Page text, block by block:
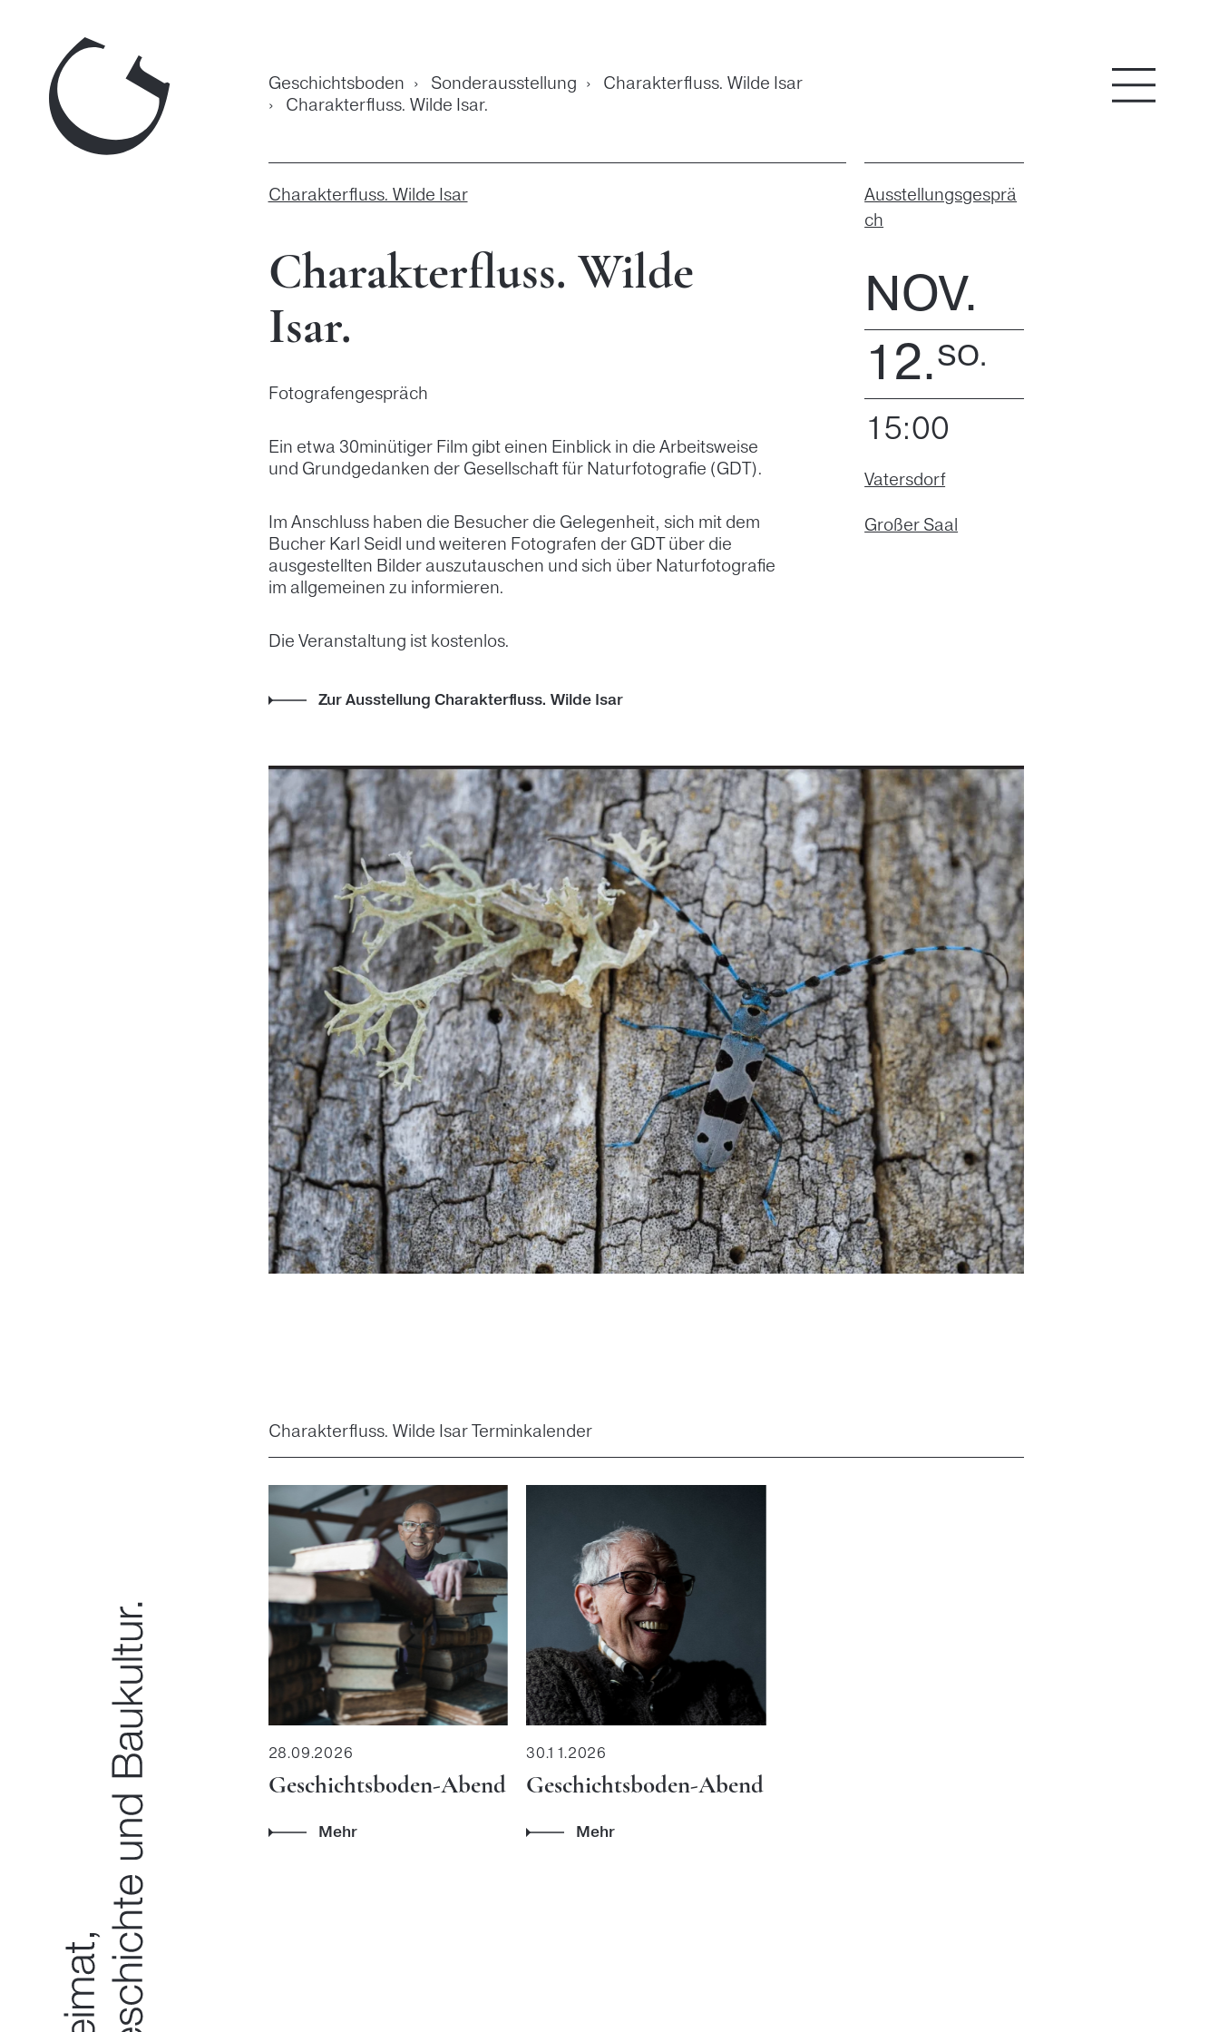
springen
Menü
Geschichtsboden › Sonderausstellung › Charakterfluss. Wilde Isar
› Charakterfluss. Wilde Isar.
Charakterfluss. Wilde Isar
Charakterfluss. Wilde
Isar.
Fotografengespräch
Ein etwa 30minütiger Film gibt einen Einblick in die Arbeitsweise
und Grundgedanken der Gesellschaft für Naturfotografie (GDT).
Im Anschluss haben die Besucher die Gelegenheit, sich mit dem
Bucher Karl Seidl und weiteren Fotografen der GDT über die
ausgestellten Bilder auszutauschen und sich über Naturfotografie
im allgemeinen zu informieren.
Die Veranstaltung ist kostenlos.
Ausstellungsgesprä
ch
NOV.
12.SO.
15:00
Vatersdorf
Großer Saal
Zur Ausstellung Charakterfluss. Wilde Isar
Charakterfluss. Wilde Isar Terminkalender
28.09.2026
Geschichtsboden-Abend
Mehr
30.11.2026
Geschichtsboden-Abend
Mehr